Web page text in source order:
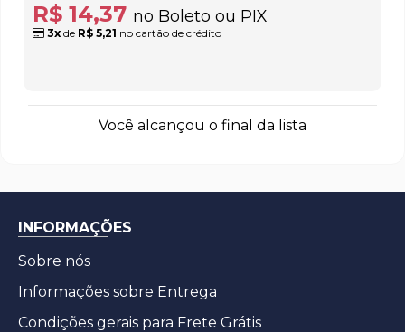
R$ 14,37 no Boleto ou PIX
3x de R$ 5,21 no cartão de crédito
Você alcançou o final da lista
INFORMAÇÕES
Sobre nós
Informações sobre Entrega
Condições gerais para Frete Grátis